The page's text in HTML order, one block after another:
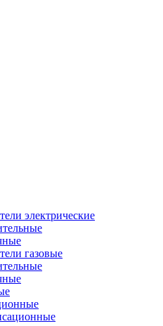
электрические
газовые